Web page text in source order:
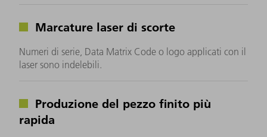
Marcature laser di scorte
Numeri di serie, Data Matrix Code o logo applicati con il
laser sono indelebili.
Produzione del pezzo finito più
rapida